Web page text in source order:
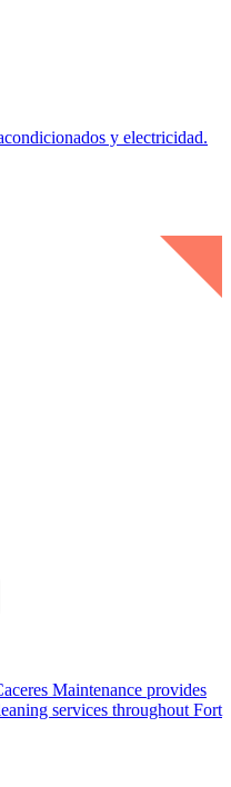
y electricidad.
Maintenance provides
services throughout Fort